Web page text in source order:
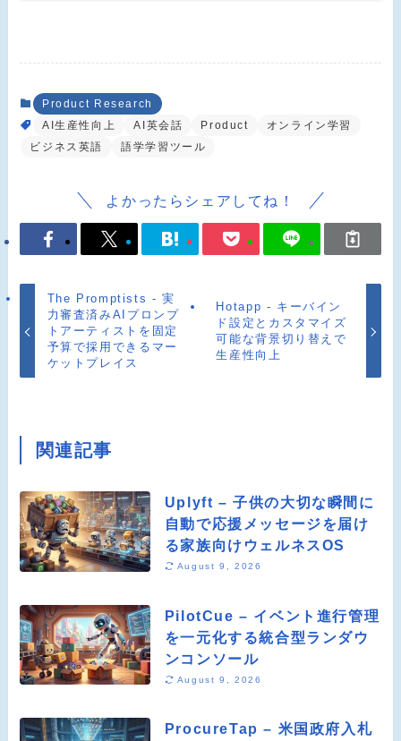
Product Research
AI生産性向上
AI英会話 Product
オンライン学習
ビジネス英語
語学学習ツール
よかったらシェアしてね！
The Promptists - 実
力審査済みAIプロンプ
トアーティストを固定
予算で採用できるマー
ケットプレイス
Hotapp - キーバイン
ド設定とカスタマイズ
可能な背景切り替えで
生産性向上
関連記事
Uplyft – 子供の大切な瞬間に
自動で応援メッセージを届け
る家族向けウェルネスOS
August 9, 2026
PilotCue – イベント進行管理
を一元化する統合型ランダウ
ンコンソール
August 9, 2026
ProcureTap – 米国政府入札